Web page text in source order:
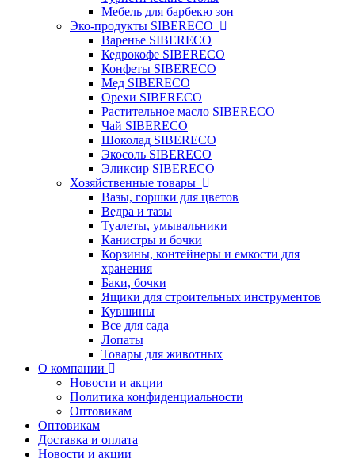
Мебель для барбекю зон
Эко-продукты SIBERECO
Варенье SIBERECO
Кедрокофе SIBERECO
Конфеты SIBERECO
Мед SIBERECO
Орехи SIBERECO
Растительное масло SIBERECO
Чай SIBERECO
Шоколад SIBERECO
Экосоль SIBERECO
Эликсир SIBERECO
Хозяйственные товары
Вазы, горшки для цветов
Ведра и тазы
Туалеты, умывальники
Канистры и бочки
Корзины, контейнеры и емкости для
хранения
Баки, бочки
Ящики для строительных инструментов
Кувшины
Все для сада
Лопаты
Товары для животных
О компании
Новости и акции
Политика конфиденциальности
Оптовикам
Оптовикам
Доставка и оплата
Новости и акции